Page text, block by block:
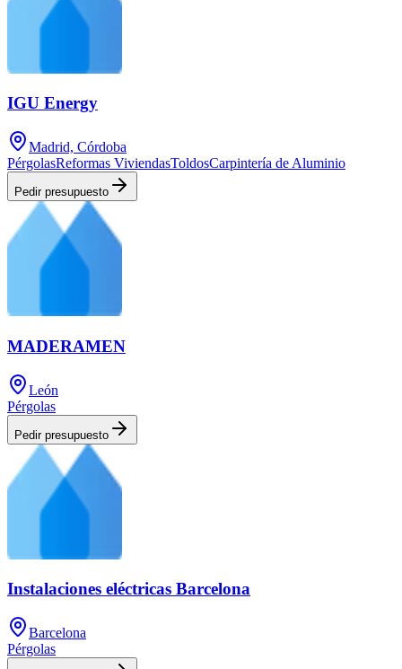
IGU Energy
Madrid, Córdoba
PérgolasReformas ViviendasToldosCarpintería de Aluminio
Pedir presupuesto
MADERAMEN
León
Pérgolas
Pedir presupuesto
Instalaciones eléctricas Barcelona
Barcelona
Pérgolas